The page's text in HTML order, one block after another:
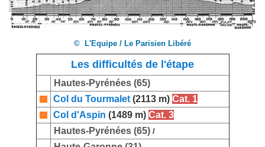
© L'Equipe / Le Parisien Libéré
Les difficultés de l'étape
Hautes-Pyrénées (65)
Col du Tourmalet(2113 m) Cat. 1
Col d'Aspin (1489 m) Cat. 3
Hautes-Pyrénées (65) /